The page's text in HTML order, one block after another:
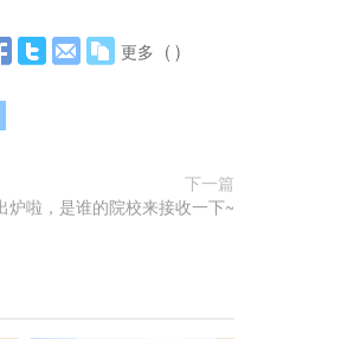
更多 ( )
下一篇
炉啦，是谁的院校来接收一下~